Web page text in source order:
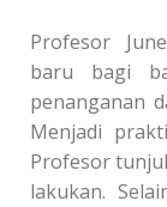
Profesor
baru bagi
penanganan
Menjadi
Profesor
lakukan.